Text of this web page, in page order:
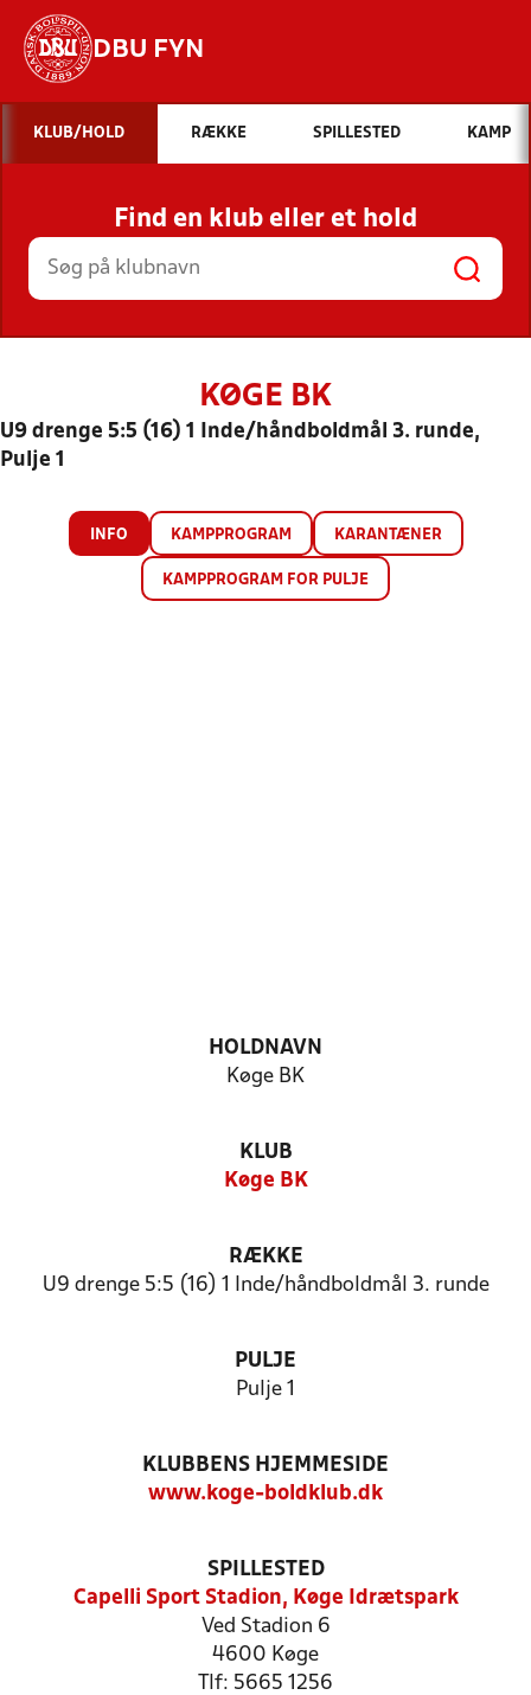
DBU FYN
Hvad vil du søge efter?
INDHOLD OG NYHEDER
STILLINGER, RESULTATER, KLUBBER OG
HOLD
KLUB/HOLD RÆKKE SPILLESTED KAMP
Find en klub eller et hold
KØGE BK
U9 drenge 5:5 (16) 1 Inde/håndboldmål 3. runde,
Pulje 1
INFO KAMPPROGRAM KARANTÆNER
KAMPPROGRAM FOR PULJE
HOLDNAVN
Køge BK
KLUB
Køge BK
RÆKKE
U9 drenge 5:5 (16) 1 Inde/håndboldmål 3. runde
PULJE
Pulje 1
KLUBBENS HJEMMESIDE
www.koge-boldklub.dk
SPILLESTED
Capelli Sport Stadion, Køge Idrætspark
Ved Stadion 6
4600 Køge
Tlf: 5665 1256